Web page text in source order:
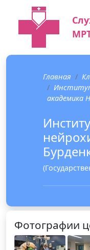
Главная
академика
Фотографии